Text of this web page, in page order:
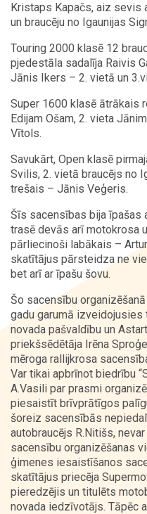
Kristaps Kapačs, aiz
un braucēju no Igaunijas
Touring 2000 klasē 12
pjedestāla sadalīja Raivis
Jānis Ikers – 2. vietā un
Super 1600 klasē ātrākais
Edijam Ošam, 2. vieta
Vītols.
Savukārt, Open klasē
Svilis, 2. vietā braucējs no
trešais – Jānis Veģeris.
Šīs sacensības bija īpašas
trasē devās arī motokrosa
pārliecinoši labākais –
skatītājus pārsteidza ne
bet arī ar īpašu šovu.
Šo sacensību
gadu garumā izveidojusies
novada pašvaldību un
priekšsēdētāja Irēna
mēroga rallijkrosa
Var tikai apbrīnot biedrību
A.Vasili par prasmi
piesaistīt brīvprātīgos
šoreiz sacensībās
autobraucējs R.Nitišs,
sacensību organizēšanas
ģimenes iesaistīšanos
skatītājus priecēja
pieredzējis un titulēts
novada iedzīvotājs. Tāpēc